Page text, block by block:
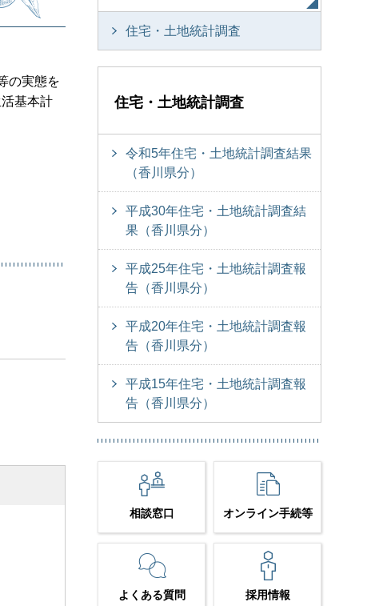
の実態を
基本計
住宅・土地統計調査
住宅・土地統計調査
令和5年住宅・土地統計調査結果
（香川県分）
平成30年住宅・土地統計調査結
果（香川県分）
平成25年住宅・土地統計調査報
告（香川県分）
平成20年住宅・土地統計調査報
告（香川県分）
平成15年住宅・土地統計調査報
告（香川県分）
相談窓口 オンライン手続等
よくある質問 採用情報